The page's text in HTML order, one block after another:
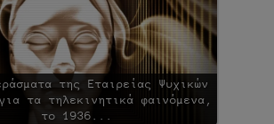
της Εταιρείας Ψυχικών
τα τηλεκινητικά φαινόμενα,
το 1936...